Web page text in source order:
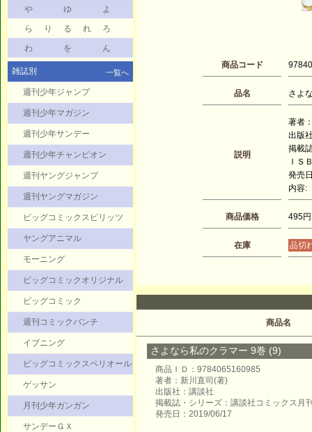
や
ゆ
よ
ら
り る れ
ろ
わ
を ん
雑誌別 一覧へ
週刊少年ジャンプ
週刊少年マガジン
週刊少年サンデー
週刊少年チャンピオン
週刊ヤングジャンプ
週刊ヤングマガジン
ビッグコミックスピリッツ
ヤングアニマル
モーニング
ビッグコミックオリジナル
ビッグコミック
週刊コミックバンチ
イブニング
ビッグコミックスペリオール
ゲッサン
月刊少年ガンガン
サンデーＧＸ
商品コード
品名 さよ
説明
著者
出版
掲載
ＩＳ
発売
内容:
商品価格 495円
在庫 品切
商品名
さよなら私のクラマー 9巻 (9)
商品ＩＤ：9784065160985
著者：新川直司(著)
出版社：講談社
掲載誌・シリーズ：講談社コミックス月
発売日：2019/06/17